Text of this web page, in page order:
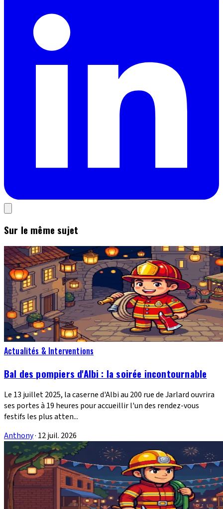
Sur le même sujet
Actualités & Interventions
Bal des pompiers d'Albi : la soirée incontournable
Le 13 juillet 2025, la caserne d'Albi au 200 rue de Jarlard ouvrira
ses portes à 19 heures pour accueillir l'un des rendez-vous
festifs les plus atten...
Anthony· 12 juil. 2026